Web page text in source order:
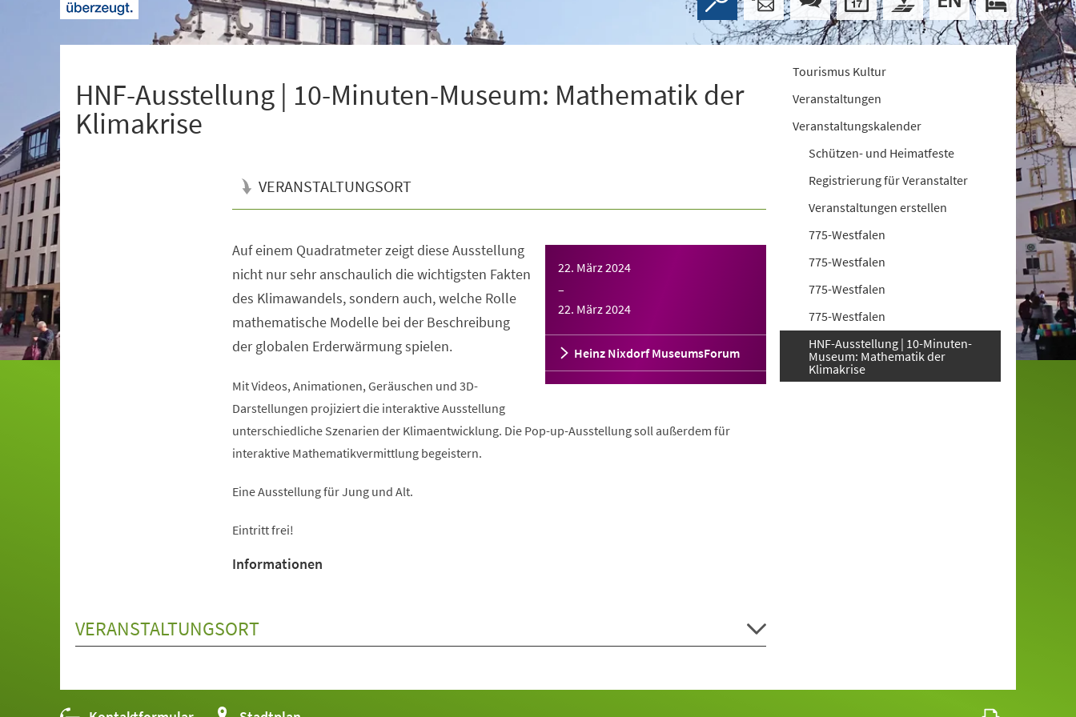
HNF-Ausstellung | 10-Minuten-Museum: Mathematik der
Klimakrise
VERANSTALTUNGSORT
22. März 2024
–
22. März 2024
Heinz Nixdorf MuseumsForum
Auf einem Quadratmeter zeigt diese Ausstellung
nicht nur sehr anschaulich die wichtigsten Fakten
des Klimawandels, sondern auch, welche Rolle
mathematische Modelle bei der Beschreibung
der globalen Erderwärmung spielen.
Mit Videos, Animationen, Geräuschen und 3D-
Darstellungen projiziert die interaktive Ausstellung
unterschiedliche Szenarien der Klimaentwicklung. Die Pop-up-Ausstellung soll außerdem für
interaktive Mathematikvermittlung begeistern.
Eine Ausstellung für Jung und Alt.
Eintritt frei!
Informationen
VERANSTALTUNGSORT
Tourismus Kultur
Veranstaltungen
Veranstaltungskalender
Schützen- und Heimatfeste
Registrierung für Veranstalter
Veranstaltungen erstellen
775-Westfalen
775-Westfalen
775-Westfalen
775-Westfalen
HNF-Ausstellung | 10-Minuten-
Museum: Mathematik der
Klimakrise